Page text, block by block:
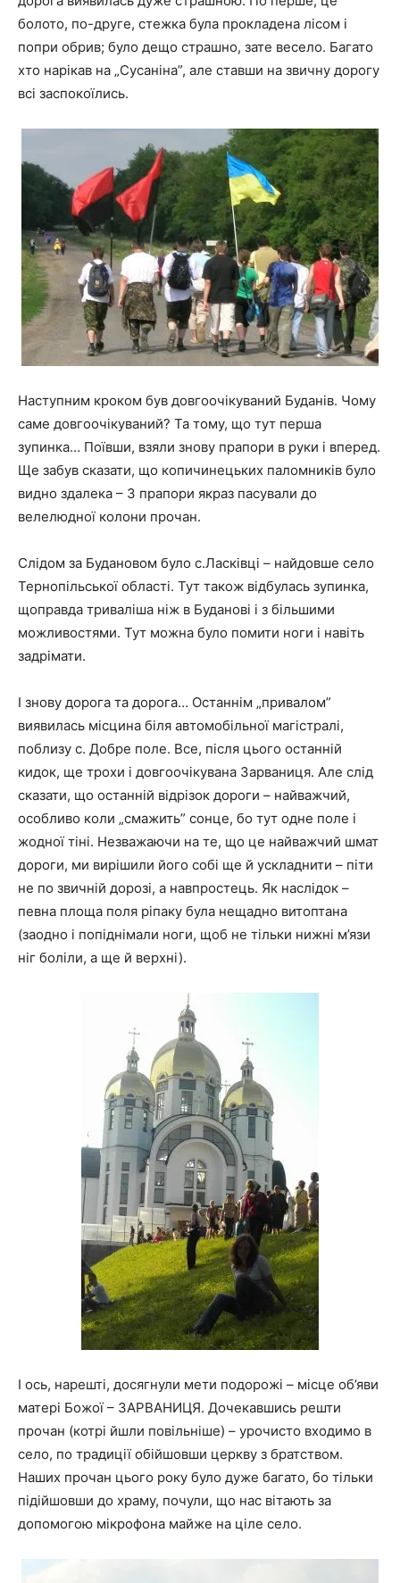
болото, по-друге, стежка була прокладена лісом і
попри обрив; було дещо страшно, зате весело. Багато
хто нарікав на „Сусаніна”, але ставши на звичну дорогу
всі заспокоїлись.
Наступним кроком був довгоочікуваний Буданів. Чому
саме довгоочікуваний? Та тому, що тут перша
зупинка… Поївши, взяли знову прапори в руки і вперед.
Ще забув сказати, що копичинецьких паломників було
видно здалека – 3 прапори якраз пасували до
велелюдної колони прочан.
Слідом за Будановом було с.Ласківці – найдовше село
Тернопільської області. Тут також відбулась зупинка,
щоправда триваліша ніж в Буданові і з більшими
можливостями. Тут можна було помити ноги і навіть
задрімати.
І знову дорога та дорога… Останнім „привалом”
виявилась місцина біля автомобільної магістралі,
поблизу с. Добре поле. Все, після цього останній
кидок, ще трохи і довгоочікувана Зарваниця. Але слід
сказати, що останній відрізок дороги – найважчий,
особливо коли „смажить” сонце, бо тут одне поле і
жодної тіні. Незважаючи на те, що це найважчий шмат
дороги, ми вирішили його собі ще й ускладнити – піти
не по звичній дорозі, а навпростець. Як наслідок –
певна площа поля ріпаку була нещадно витоптана
(заодно і попіднімали ноги, щоб не тільки нижні м’язи
ніг боліли, а ще й верхні).
І ось, нарешті, досягнули мети подорожі – місце об’яви
матері Божої – ЗАРВАНИЦЯ. Дочекавшись решти
прочан (котрі йшли повільніше) – урочисто входимо в
село, по традиції обійшовши церкву з братством.
Наших прочан цього року було дуже багато, бо тільки
підійшовши до храму, почули, що нас вітають за
допомогою мікрофона майже на ціле село.